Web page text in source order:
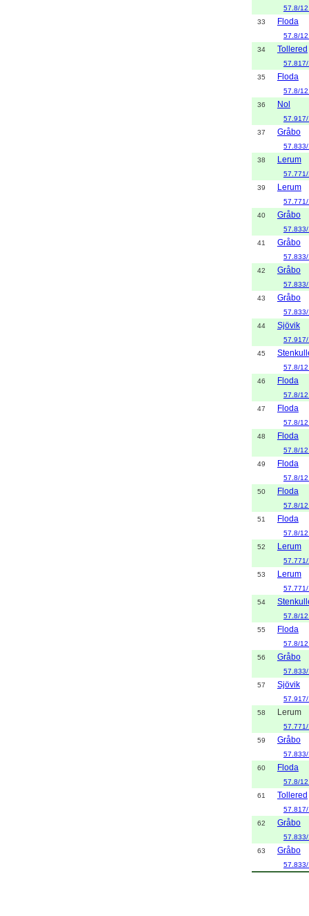
57.8/
33
Floda
57.8/
34
Tollered
35
Floda
57.8/
36
Nol
37
Gråbo
38
Lerum
39
Lerum
40
Gråbo
41
Gråbo
42
Gråbo
43
Gråbo
44
Sjövik
45
57.8/
46
Floda
57.8/
47
Floda
57.8/
48
Floda
57.8/
49
Floda
57.8/
50
Floda
57.8/
51
Floda
57.8/
52
Lerum
53
Lerum
54
57.8/
55
Floda
57.8/
56
Gråbo
57
Sjövik
58
Lerum
59
Gråbo
60
Floda
57.8/
61
Tollered
62
Gråbo
63
Gråbo